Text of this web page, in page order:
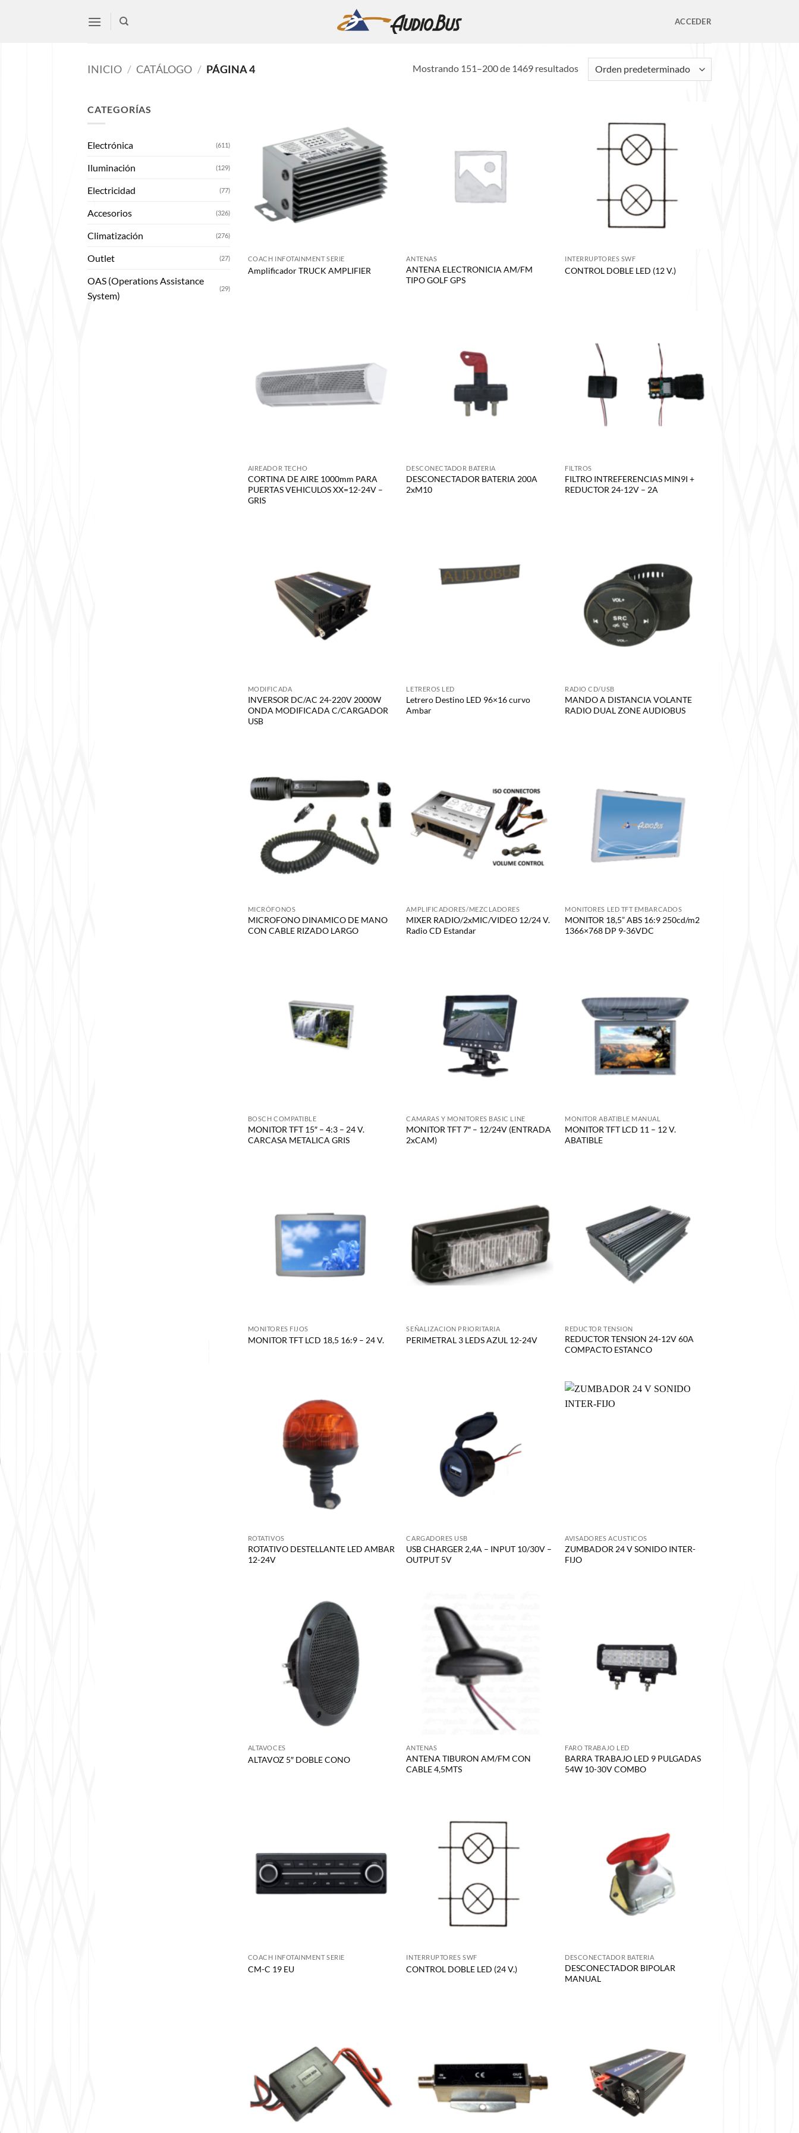
ACCEDER
INICIO / CATÁLOGO / PÁGINA 4 Mostrando 151–200 de 1469 resultados
CATEGORÍAS
Electrónica (611)
Iluminación (129)
Electricidad (77)
Accesorios (326)
Climatización (276)
Outlet (27)
OAS (Operations Assistance
System)
(29)
COACH INFOTAINMENT SERIE
Amplificador TRUCK AMPLIFIER
ANTENAS
ANTENA ELECTRONICIA AM/FM
TIPO GOLF GPS
INTERRUPTORES SWF
CONTROL DOBLE LED (12 V.)
AIREADOR TECHO
CORTINA DE AIRE 1000mm PARA
PUERTAS VEHICULOS XX=12-24V –
GRIS
DESCONECTADOR BATERIA
DESCONECTADOR BATERIA 200A
2xM10
FILTROS
FILTRO INTREFERENCIAS MIN9I +
REDUCTOR 24-12V – 2A
MODIFICADA
INVERSOR DC/AC 24-220V 2000W
ONDA MODIFICADA C/CARGADOR
USB
LETREROS LED
Letrero Destino LED 96×16 curvo
Ambar
RADIO CD/USB
MANDO A DISTANCIA VOLANTE
RADIO DUAL ZONE AUDIOBUS
MICRÓFONOS
MICROFONO DINAMICO DE MANO
CON CABLE RIZADO LARGO
AMPLIFICADORES/MEZCLADORES
MIXER RADIO/2xMIC/VIDEO 12/24 V.
Radio CD Estandar
MONITORES LED TFT EMBARCADOS
MONITOR 18,5” ABS 16:9 250cd/m2
1366×768 DP 9-36VDC
BOSCH COMPATIBLE
MONITOR TFT 15″ – 4:3 – 24 V.
CARCASA METALICA GRIS
CAMARAS Y MONITORES BASIC LINE
MONITOR TFT 7″ – 12/24V (ENTRADA
2xCAM)
MONITOR ABATIBLE MANUAL
MONITOR TFT LCD 11 – 12 V.
ABATIBLE
MONITORES FIJOS
MONITOR TFT LCD 18,5 16:9 – 24 V.
SEÑALIZACION PRIORITARIA
PERIMETRAL 3 LEDS AZUL 12-24V
REDUCTOR TENSION
REDUCTOR TENSION 24-12V 60A
COMPACTO ESTANCO
ROTATIVOS
ROTATIVO DESTELLANTE LED AMBAR
12-24V
CARGADORES USB
USB CHARGER 2,4A – INPUT 10/30V –
OUTPUT 5V
AVISADORES ACUSTICOS
ZUMBADOR 24 V SONIDO INTER-
FIJO
ALTAVOCES
ALTAVOZ 5″ DOBLE CONO
ANTENAS
ANTENA TIBURON AM/FM CON
CABLE 4,5MTS
FARO TRABAJO LED
BARRA TRABAJO LED 9 PULGADAS
54W 10-30V COMBO
COACH INFOTAINMENT SERIE
CM-C 19 EU
INTERRUPTORES SWF
CONTROL DOBLE LED (24 V.)
DESCONECTADOR BATERIA
DESCONECTADOR BIPOLAR
MANUAL